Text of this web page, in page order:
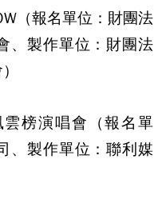
（報名單位：財團法
、製作單位：財團法
雲榜演唱會（報名單
、製作單位：聯利媒